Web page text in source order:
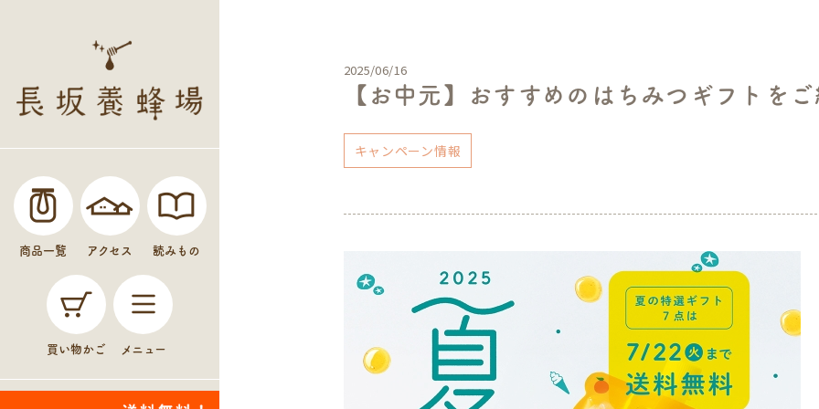
商品一覧 アクセス 読みもの
買い物かご メニュー
2025/06/16
【お中元】おすすめのはちみつギフトを
キャンペーン情報